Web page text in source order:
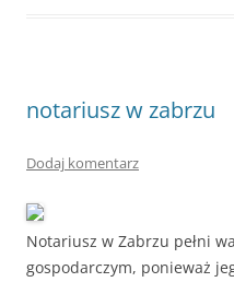
notariusz w zabrzu
Dodaj komentarz
Notariusz w Zabrzu pełni
gospodarczym, ponieważ